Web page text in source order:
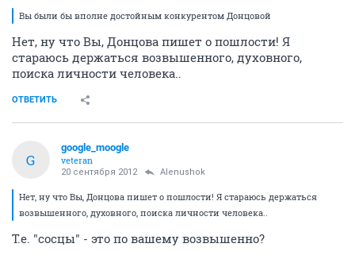
Вы были бы вполне достойным конкурентом Донцовой
Нет, ну что Вы, Донцова пишет о пошлости! Я
стараюсь держаться возвышенного, духовного,
поиска личности человека..
ОТВЕТИТЬ
G
google_moogle
veteran
20 сентября 2012 Alenushok
Нет, ну что Вы, Донцова пишет о пошлости! Я стараюсь держаться
возвышенного, духовного, поиска личности человека..
Т.е. "сосцы" - это по вашему возвышенно?